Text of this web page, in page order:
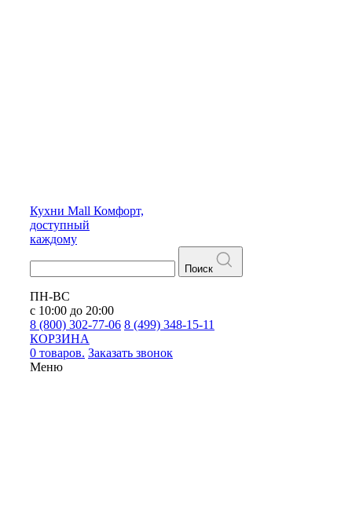
Кухни Mall Комфорт,
доступный
каждому
Поиск
ПН-ВС
с 10:00 до 20:00
8 (800) 302-77-06 8 (499) 348-15-11
КОРЗИНА
0 товаров. Заказать звонок
Меню